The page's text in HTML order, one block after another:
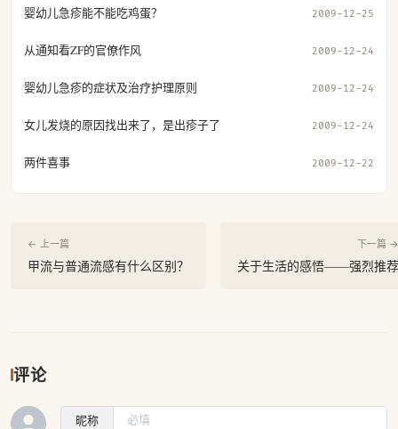
婴幼儿急疹能不能吃鸡蛋？ 2009-12-25
从通知看ZF的官僚作风 2009-12-24
婴幼儿急疹的症状及治疗护理原则 2009-12-24
女儿发烧的原因找出来了，是出疹子了 2009-12-24
两件喜事 2009-12-22
← 上一篇
甲流与普通流感有什么区别？
下一篇 →
关于生活的感悟——强烈推荐
评论
昵称